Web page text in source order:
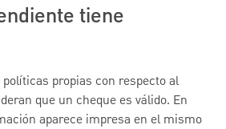
tiene
propias con respecto al
que un cheque es válido. En
aparece impresa en el mismo